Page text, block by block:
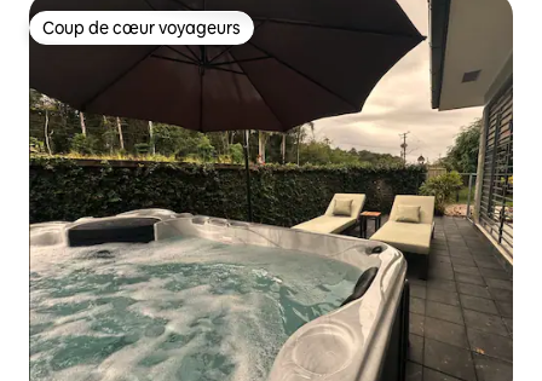
Coup de cœur voyageurs
Coup de cœur voyageurs